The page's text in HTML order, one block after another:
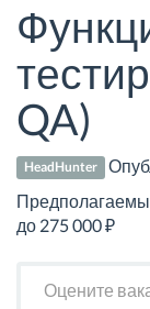
QA)
HeadHunter
до 275 000 ₽
Оцените